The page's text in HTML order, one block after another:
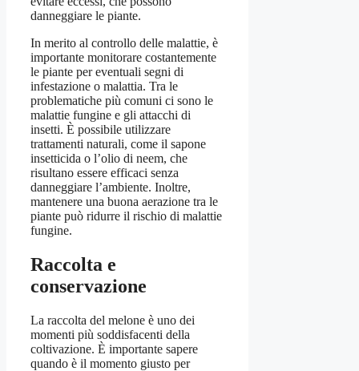
danneggiare le piante.
In merito al controllo delle malattie, è
importante monitorare costantemente
le piante per eventuali segni di
infestazione o malattia. Tra le
problematiche più comuni ci sono le
malattie fungine e gli attacchi di
insetti. È possibile utilizzare
trattamenti naturali, come il sapone
insetticida o l’olio di neem, che
risultano essere efficaci senza
danneggiare l’ambiente. Inoltre,
mantenere una buona aerazione tra le
piante può ridurre il rischio di malattie
fungine.
Raccolta e
conservazione
La raccolta del melone è uno dei
momenti più soddisfacenti della
coltivazione. È importante sapere
quando è il momento giusto per